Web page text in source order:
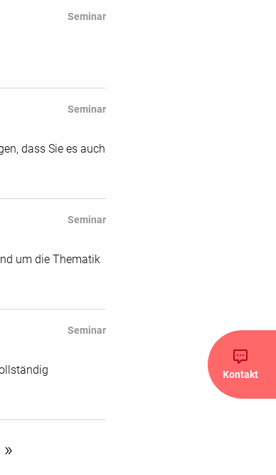
Kontakt
Seminar
Seminar
dass Sie es auch
Seminar
um die Thematik
Seminar